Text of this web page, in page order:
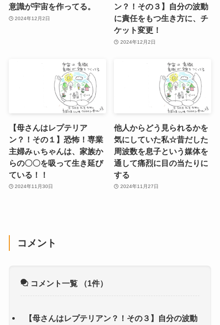
意識が宇宙を作ってる。
2024年12月2日
ン？！その３】自分の波動
に責任をもつ生き方に、チ
ケット変更！
2024年12月2日
【母さんはレプテリア
ン？！その１】恐怖！専業
主婦みぃちゃんは、家族か
らの〇〇を吸って生き延び
ている！！
2024年11月30日
他人からどう見られるかを
気にしていた私☆昔だした
周波数を息子という媒体を
通して痛烈に目の当たりに
する
2024年11月27日
コメント
コメント一覧 （1件）
【母さんはレプテリアン？！その３】自分の波動